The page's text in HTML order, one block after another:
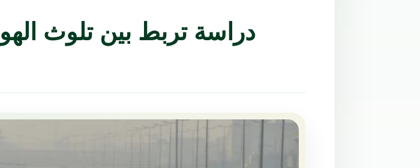
دراسة تربط بين تلوث